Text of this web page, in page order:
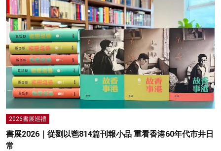
2026書展巡禮
書展2026｜從劉以鬯814篇刊報小品 重看香港60年代市井日
常